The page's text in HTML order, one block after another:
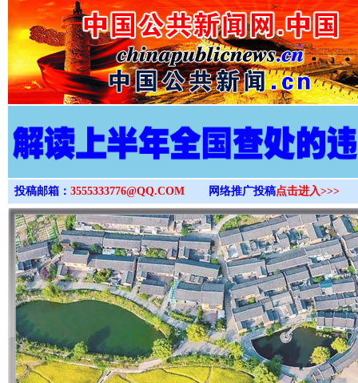
>
投稿邮箱： 3555333776@QQ.COM 网络推广投稿点击进入>>>